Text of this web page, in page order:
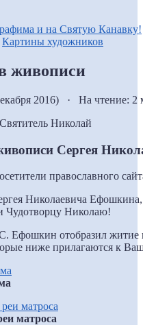
Картины художников
живописи
2016) · На чтение: 2
Сергея
православного
Николаевича
Чудотворцу Николаю!
Ефошкин отобразил житие
ниже прилагаются к
матроса